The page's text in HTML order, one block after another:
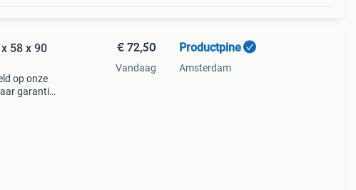
58 x 90
op onze
garantie.
€ 72,50
Vandaag
Productpine
Amsterdam